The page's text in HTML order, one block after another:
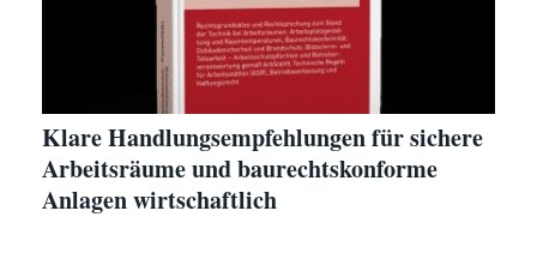
Klare Handlungsempfehlungen für sichere
Arbeitsräume und baurechtskonforme
Anlagen wirtschaftlich